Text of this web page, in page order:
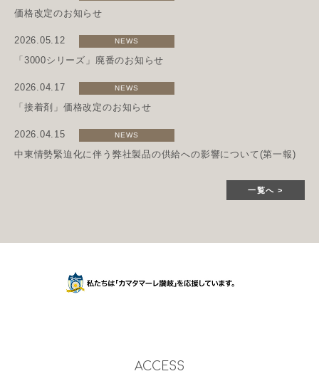
価格改定のお知らせ
2026.05.12 NEWS
「3000シリーズ」廃番のお知らせ
2026.04.17 NEWS
「接着剤」価格改定のお知らせ
2026.04.15 NEWS
中東情勢緊迫化に伴う弊社製品の供給への影響について(第一報)
一覧へ
ACCESS